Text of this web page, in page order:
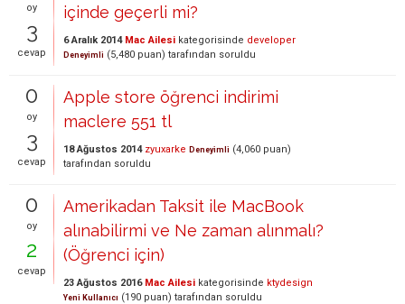
oy
3
cevap
içinde geçerli mi?
6 Aralık 2014 Mac Ailesi kategorisinde developer
Deneyimli (5,480 puan) tarafından soruldu
0
oy
3
cevap
Apple store öğrenci indirimi
maclere 551 tl
18 Ağustos 2014 zyuxarke Deneyimli (4,060 puan)
tarafından soruldu
0
oy
2
cevap
Amerikadan Taksit ile MacBook
alınabilirmi ve Ne zaman alınmalı?
(Öğrenci için)
23 Ağustos 2016 Mac Ailesi kategorisinde ktydesign
Yeni Kullanıcı (190 puan) tarafından soruldu